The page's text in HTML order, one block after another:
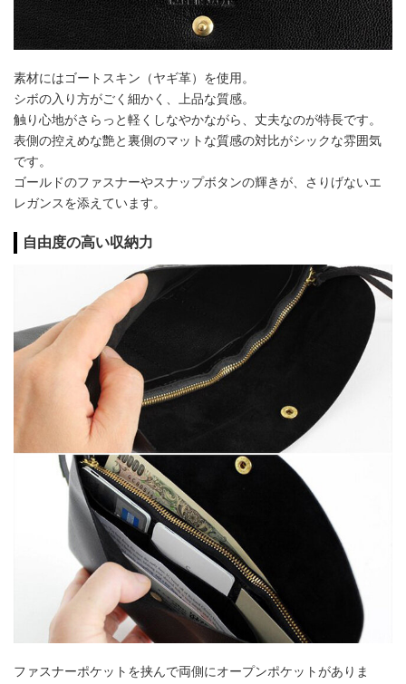
素材にはゴートスキン（ヤギ革）を使用。
シボの入り方がごく細かく、上品な質感。
触り心地がさらっと軽くしなやかながら、丈夫なのが特長です。
表側の控えめな艶と裏側のマットな質感の対比がシックな雰囲気
です。
ゴールドのファスナーやスナップボタンの輝きが、さりげないエ
レガンスを添えています。
自由度の高い収納力
ファスナーポケットを挟んで両側にオープンポケットがありま